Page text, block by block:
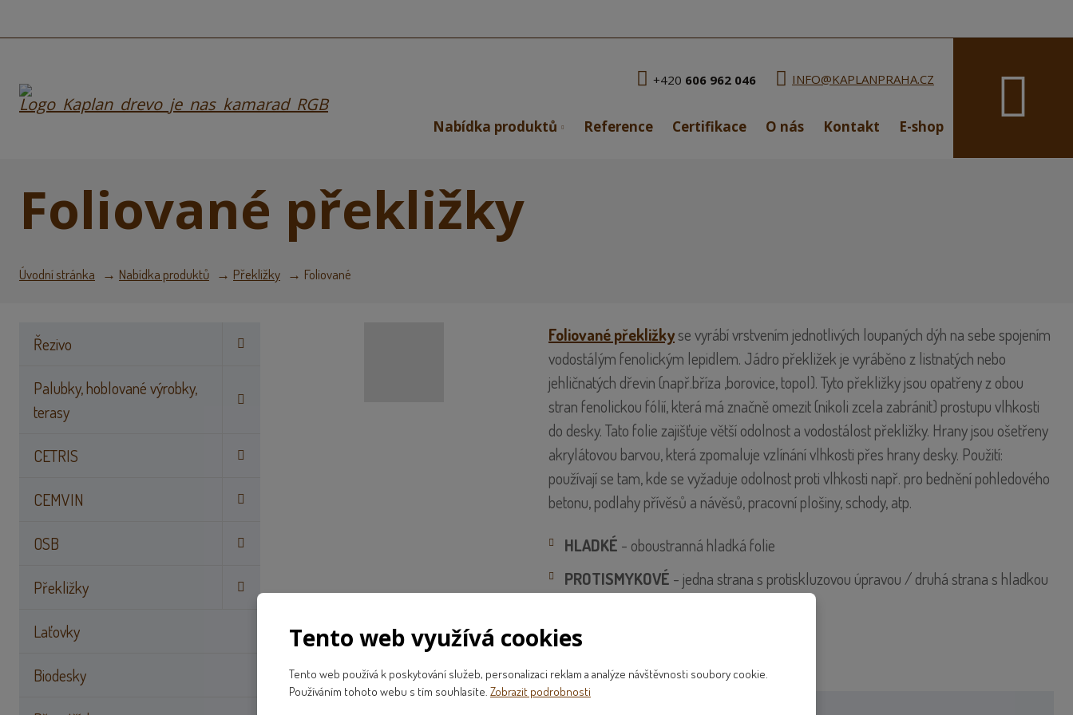
Nabídka produktů Reference Certifikace O nás Kontakt E-shop
+420 606 962 046 INFO@KAPLANPRAHA.CZ Vyhledávání
Foliované překližky
Úvodní stránka Nabídka produktů Překližky Foliované
Řezivo
Palubky, hoblované výrobky,
terasy
CETRIS
CEMVIN
OSB
Překližky
Laťovky
Biodesky
Foliované překližkyse vyrábí vrstvením jednotlivých loupaných dýh na sebe spojením
vodostálým fenolickým lepidlem. Jádro překližek je vyráběno z listnatých nebo
jehličnatých dřevin (např.bříza ,borovice, topol). Tyto překližky jsou opatřeny z obou
stran fenolickou fólií, která má značně omezit (nikoli zcela zabránit) prostupu vlhkosti
do desky. Tato folie zajišťuje větší odolnost a vodostálost překližky. Hrany jsou ošetřeny
akrylátovou barvou, která zpomaluje vzlínání vlhkosti přes hrany desky. Použití:
používají se tam, kde se vyžaduje odolnost proti vlhkosti např. pro bednění pohledového
betonu, podlahy přívěsů a návěsů, pracovní plošiny, schody, atp.
HLADKÉ - oboustranná hladká folie
PROTISMYKOVÉ - jedna strana s protiskluzovou úpravou / druhá strana s hladkou
Tento web využívá cookies
Tento web používá k poskytování služeb, personalizaci reklam a analýze návštěvnosti soubory cookie.
Používáním tohoto webu s tím souhlasíte. Zobrazit podrobnosti